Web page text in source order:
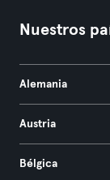
Nuestros
Alemania
Austria
Bélgica